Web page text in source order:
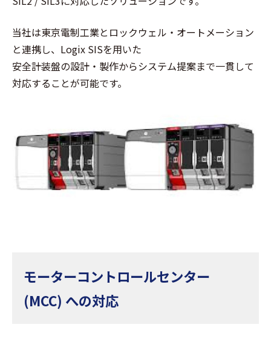
当社は東京電制工業とロックウェル・オートメーション
と連携し、Logix SISを用いた
安全計装盤の設計・製作からシステム提案まで一貫して
対応することが可能です。
モーターコントロールセンター
(MCC) への対応